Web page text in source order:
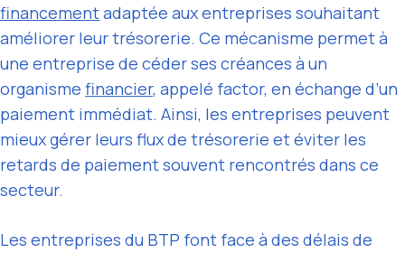
financementadaptée aux entreprises souhaitant
améliorer leur trésorerie. Ce mécanisme permet à
une entreprise de céder ses créances à un
organisme financier, appelé factor, en échange d’un
paiement immédiat. Ainsi, les entreprises peuvent
mieux gérer leurs flux de trésorerie et éviter les
retards de paiement souvent rencontrés dans ce
secteur.
Les entreprises du BTP font face à des délais de